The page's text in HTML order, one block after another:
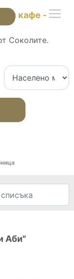
и кафе -
Соколите.
Аби"